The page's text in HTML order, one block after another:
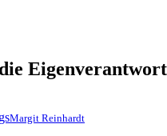
Margit Reinhardt